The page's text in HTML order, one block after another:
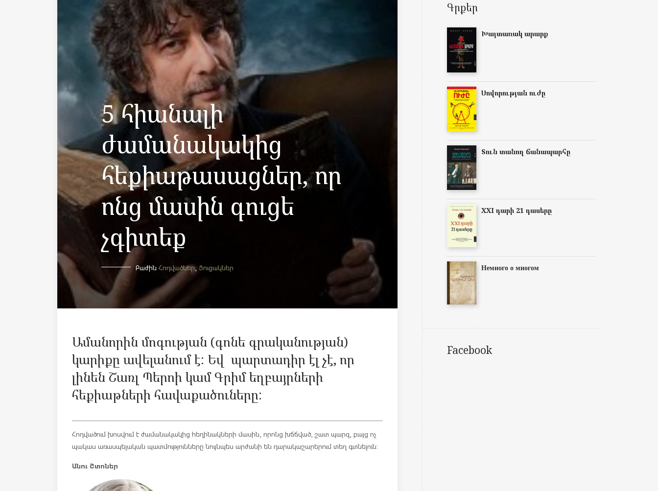
5 հիանալի
ժամանակակից
հեքիաթասացներ, որ
ոնց մասին գուցե
չգիտեք
Բաժին Հոդվածներ, Ցուցակներ
Ամանորին մոգության (գոնե գրականության)
կարիքը ավելանում է: Եվ պարտադիր էլ չէ, որ
լինենՇառլ Պերոի կամ Գրիմ եղբայրների
հեքիաթների հավաքածուները:
Հոդվածում խոսվում է ժամանակակից հեղինակների մասին, որոնց խճճված, շատ պարզ, բայց ոչ
պակաս առասպելական պատմությունները նույնպես արժանի են դարակաշարերում տեղ գտնելուն:
Անու Շտոներ
Գրքեր
Խայտառակ արարք
Սովորության ուժը
Տուն տանող ճանապարհը
XXI դարի 21 դասերը
Немного о многом
Facebook